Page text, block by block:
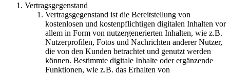
Vertragsgegenstand
Vertragsgegenstand ist die Bereitstellung von
kostenlosen und kostenpflichtigen digitalen Inhalten vor
allem in Form von nutzergenerierten Inhalten, wie z.B.
Nutzerprofilen, Fotos und Nachrichten anderer Nutzer,
die von den Kunden betrachtet und genutzt werden
können. Bestimmte digitale Inhalte oder ergänzende
Funktionen, wie z.B. das Erhalten von